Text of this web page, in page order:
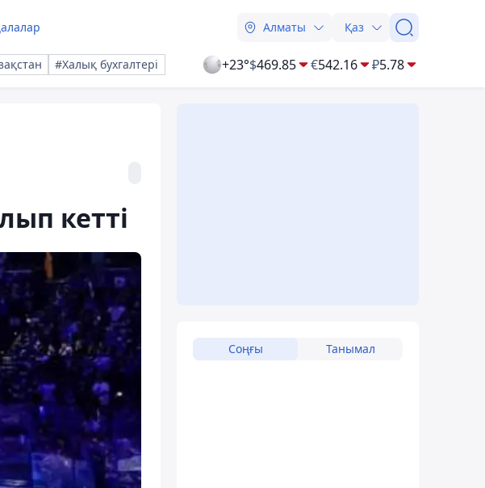
Алматы Қаз
#Халық бухгалтері +23°$469.85 €542.16 ₽5.78
кетті
Соңғы Танымал